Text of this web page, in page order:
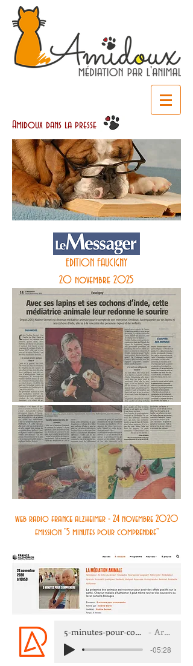
Amidoux dans la presse
EDITION FAUCIGNY
20 novembre 2025
web radio france alzheimer - 24 novembre 2020
emission "5 minutes pour comprendre"
5-minutes-pour-comprendre-La-médiation-a Artist Name
-05:28